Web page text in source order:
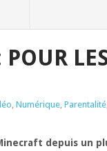
Numérique Parentalité
depuis un